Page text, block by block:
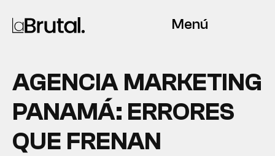
Menú
AGENCIA MARKETING
PANAMÁ: ERRORES
QUE FRENAN